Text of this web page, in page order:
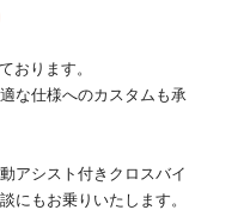
おります。
な仕様へのカスタムも承
アシスト付きクロスバイ
にもお乗りいたします。